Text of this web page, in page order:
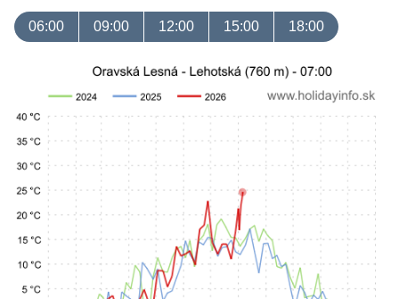
06:00 09:00 12:00 15:00 18:00